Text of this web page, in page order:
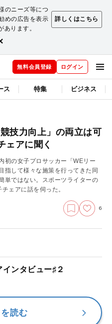
のニーズ等につ
めの広告を表示
ります。
詳しくはこちら
無料会員登録 ログイン
ス 特集 ビジネス
技力向上」の両立は可
アに聞く
初の女子プロサッカー「WEリー
指して様々な施策を行ってきた同
単ではない。スポーツライターの
ェアに話を伺った。
6
ンタビュー♯２
読む